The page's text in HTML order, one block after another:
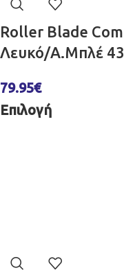
Roller Blade
Λευκό/Α.Μπλέ
79.95€
Επιλογή